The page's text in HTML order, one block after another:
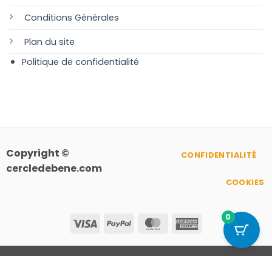
Conditions Générales
Plan du site
Politique de confidentialité
Copyright ©
cercledebene.com
Visa PayPal MasterCardAmerican
Express
CONFIDENTIALITÉ
COOKIES
0